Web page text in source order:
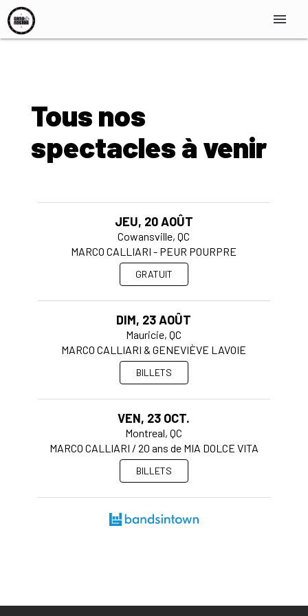
menu
Tous nos
spectacles à venir
JEU, 20 AOÛT
Cowansville, QC
MARCO CALLIARI - PEUR POURPRE
GRATUIT
DIM, 23 AOÛT
Mauricie, QC
MARCO CALLIARI & GENEVIÈVE LAVOIE
BILLETS
VEN, 23 OCT.
Montreal, QC
MARCO CALLIARI / 20 ans de MIA DOLCE VITA
BILLETS